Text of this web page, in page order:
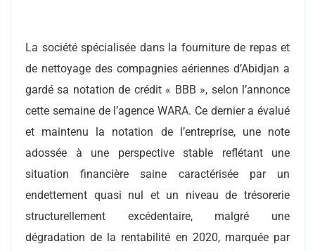
La société spécialisée dans la fourniture de repas et
de nettoyage des compagnies aériennes d’Abidjan a
gardé sa notation de crédit « BBB », selon l’annonce
cette semaine de l’agence WARA. Ce dernier a évalué
et maintenu la notation de l’entreprise, une note
adossée à une perspective stable reflétant une
situation financière saine caractérisée par un
endettement quasi nul et un niveau de trésorerie
structurellement excédentaire, malgré une
dégradation de la rentabilité en 2020, marquée par